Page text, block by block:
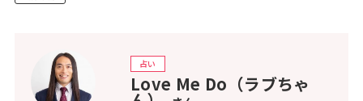
占い
Love Me Do（ラブちゃ